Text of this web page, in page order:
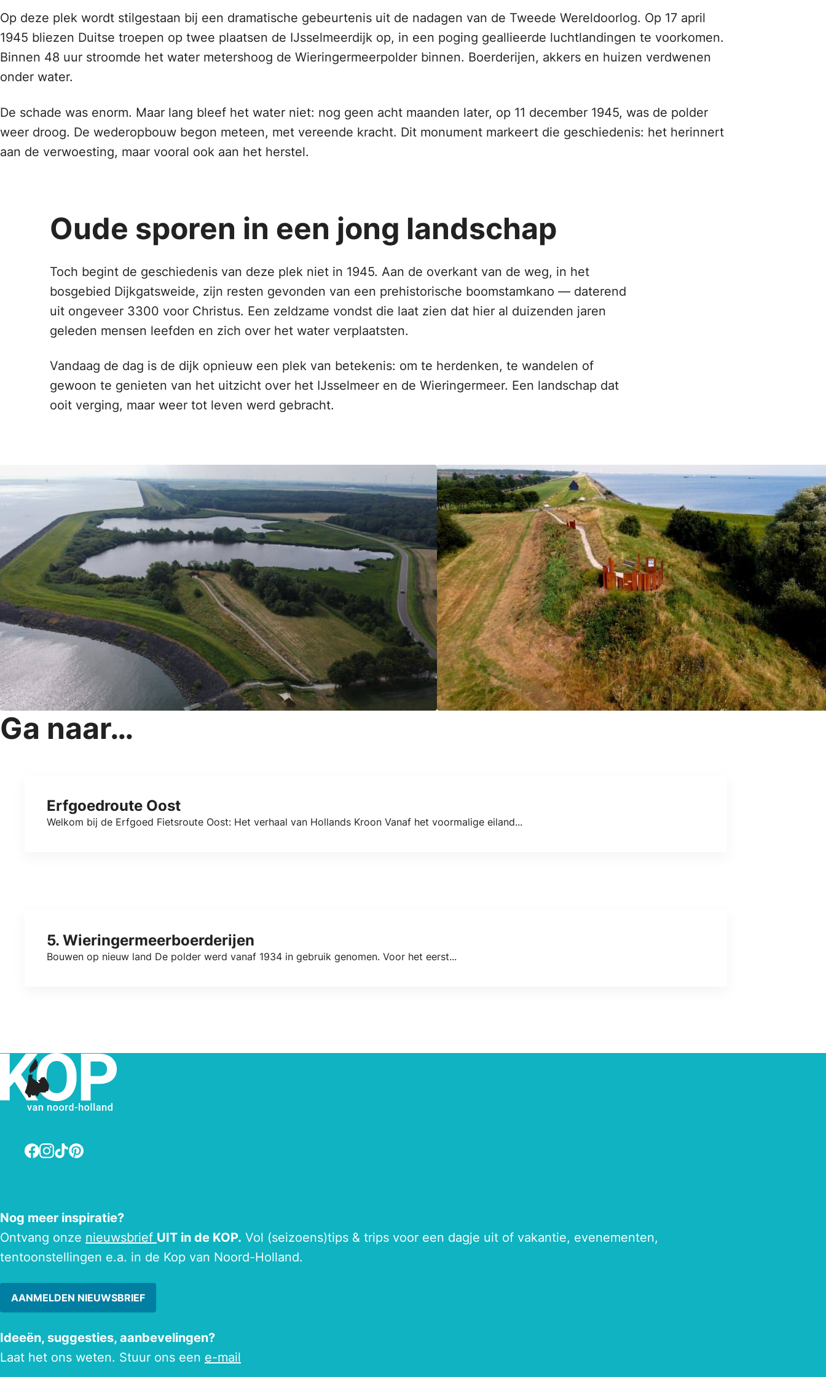
Op deze plek wordt stilgestaan bij een dramatische gebeurtenis uit de nadagen van de Tweede Wereldoorlog. Op 17 april
1945 bliezen Duitse troepen op twee plaatsen de IJsselmeerdijk op, in een poging geallieerde luchtlandingen te voorkomen.
Binnen 48 uur stroomde het water metershoog de Wieringermeerpolder binnen. Boerderijen, akkers en huizen verdwenen
onder water.
De schade was enorm. Maar lang bleef het water niet: nog geen acht maanden later, op 11 december 1945, was de polder
weer droog. De wederopbouw begon meteen, met vereende kracht. Dit monument markeert die geschiedenis: het herinnert
aan de verwoesting, maar vooral ook aan het herstel.
Oude sporen in een jong landschap
Toch begint de geschiedenis van deze plek niet in 1945. Aan de overkant van de weg, in het
bosgebied Dijkgatsweide, zijn resten gevonden van een prehistorische boomstamkano — daterend
uit ongeveer 3300 voor Christus. Een zeldzame vondst die laat zien dat hier al duizenden jaren
geleden mensen leefden en zich over het water verplaatsten.
Vandaag de dag is de dijk opnieuw een plek van betekenis: om te herdenken, te wandelen of
gewoon te genieten van het uitzicht over het IJsselmeer en de Wieringermeer. Een landschap dat
ooit verging, maar weer tot leven werd gebracht.
Ga naar…
Erfgoedroute Oost
Welkom bij de Erfgoed Fietsroute Oost: Het verhaal van Hollands Kroon Vanaf het voormalige eiland...
5. Wieringermeerboerderijen
Bouwen op nieuw land De polder werd vanaf 1934 in gebruik genomen. Voor het eerst...
Facebook
Instagram
TikTokPinterest
Nog meer inspiratie?
Ontvang onze nieuwsbrief UIT in de KOP. Vol (seizoens)tips & trips voor een dagje uit of vakantie, evenementen,
tentoonstellingen e.a. in de Kop van Noord-Holland.
AANMELDEN NIEUWSBRIEF
Ideeën, suggesties, aanbevelingen?
Laat het ons weten. Stuur ons een e-mail